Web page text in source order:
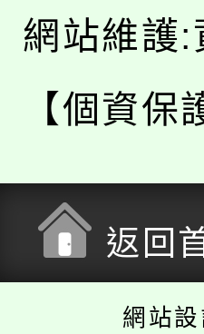
網站維護:
【個資保
返回
網站